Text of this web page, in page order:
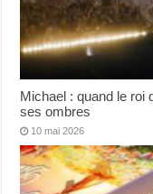
Michael : quand le roi
ses ombres
10 mai 2026